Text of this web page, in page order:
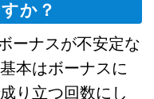
か？
ーナスが不安定な
本はボーナスに
り立つ回数にし